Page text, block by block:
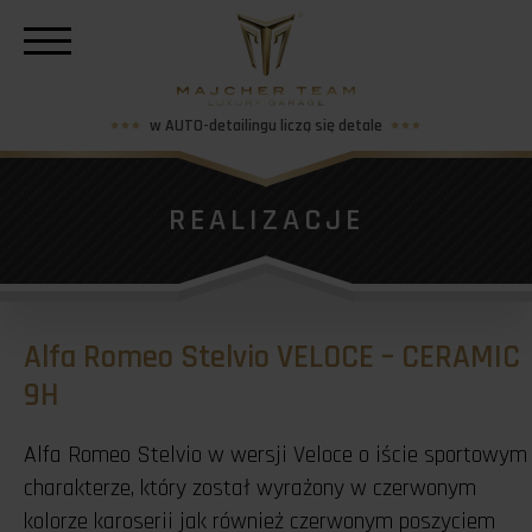
w AUTO-detailingu liczą się detale
REALIZACJE
Alfa Romeo Stelvio VELOCE – CERAMIC
9H
Alfa Romeo Stelvio w wersji Veloce o iście sportowym
charakterze, który został wyrażony w czerwonym
kolorze karoserii jak również czerwonym poszyciem